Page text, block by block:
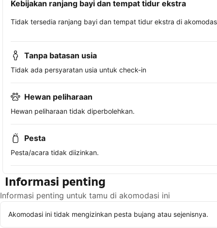
Kebijakan ranjang bayi dan tempat tidur ekstra
Tidak tersedia ranjang bayi dan tempat tidur ekstra di
Tanpa batasan usia
Tidak ada persyaratan usia untuk check-in
Hewan peliharaan
Hewan peliharaan tidak diperbolehkan.
Pesta
Pesta/acara tidak diizinkan.
Informasi penting
Informasi penting untuk tamu di akomodasi ini
Akomodasi ini tidak mengizinkan pesta bujang atau sejenisnya.